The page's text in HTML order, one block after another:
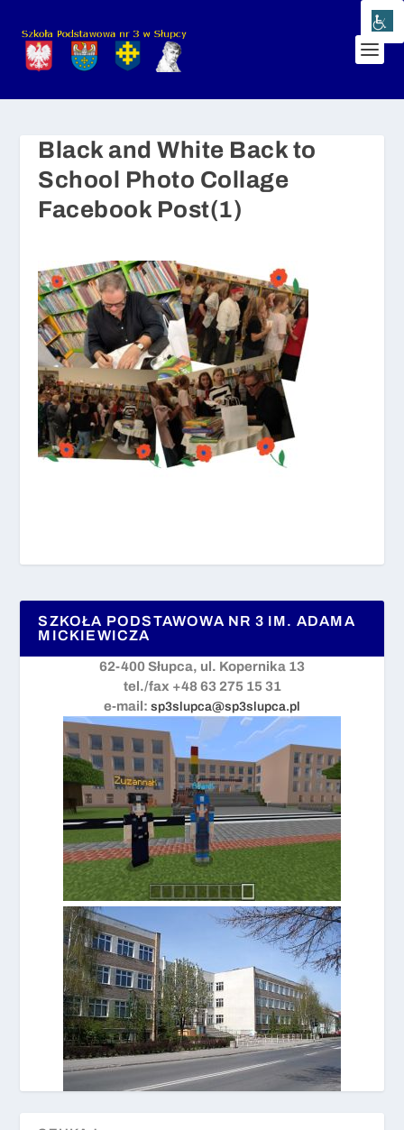
Black and White Back to
School Photo Collage
Facebook Post(1)
SZKOŁA PODSTAWOWA NR 3 IM. ADAMA
MICKIEWICZA
62-400 Słupca, ul. Kopernika 13
tel./fax +48 63 275 15 31
e-mail: sp3slupca@sp3slupca.pl